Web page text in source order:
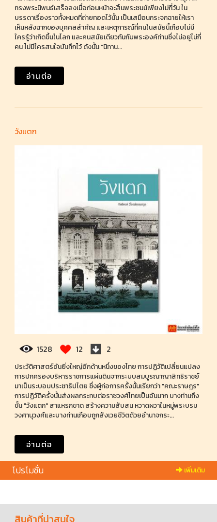
ทรงพระนิพนธ์เสร็จลงเมื่อก่อนหน้าจะสิ้นพระชนม์เพียงไม่กี่วัน ใน
บรรดาเรื่องราวทั้งหมดที่ถ่ายทอดไว้นั้น เป็นเสมือนกระจกฉายให้เรา
เห็นหลังฉากของบุคคลสำคัญ และเหตุการณ์ที่คนในสมัยนี้เกือบไม่มี
ใครรู้ว่าเกิดขึ้นในโลก และคนสมัยเดียวกันกับพระองค์ท่านซึ่งไม่อยู่ไม่กี่
คน ไม่มีใครสนใจบันทึกไว้ ดังนั้น “นิทาน...
อ่านต่อ
วังแตก
1528 12 2
ประวัติศาสตร์อันยิ่งใหญ่อีกด้านหนึ่งของไทย การปฏิวัติเปลี่ยนแปลง
การปกครองบริหารราชการแผ่นดินจากระบบสมบูรณาญาสิทธิราชย์
มาเป็นระบอบประชาธิปไตย ซึ่งผู้ก่อการครั้งนั้นเรียกว่า "คณะราษฎร"
การปฏิวัติครั้งนั้นส่งผลกระทบต่อราชวงศ์ไทยเป็นอันมาก บางท่านถึง
ขั้น "วังแตก" สาแหรกขาด สร้างความสับสน หวาดผวาในหมู่พระบรม
วงศานุวงศ์และบางท่านเกือบถูกสังเวยชีวิตด้วยอำนาจกระ...
อ่านต่อ
โปรโมชั่น เพิ่มเติม
สินค้าที่น่าสนใจ